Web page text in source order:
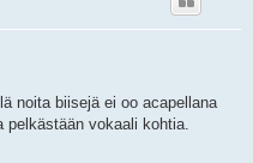
noita biisejä ei oo acapellana
pelkästään vokaali kohtia.